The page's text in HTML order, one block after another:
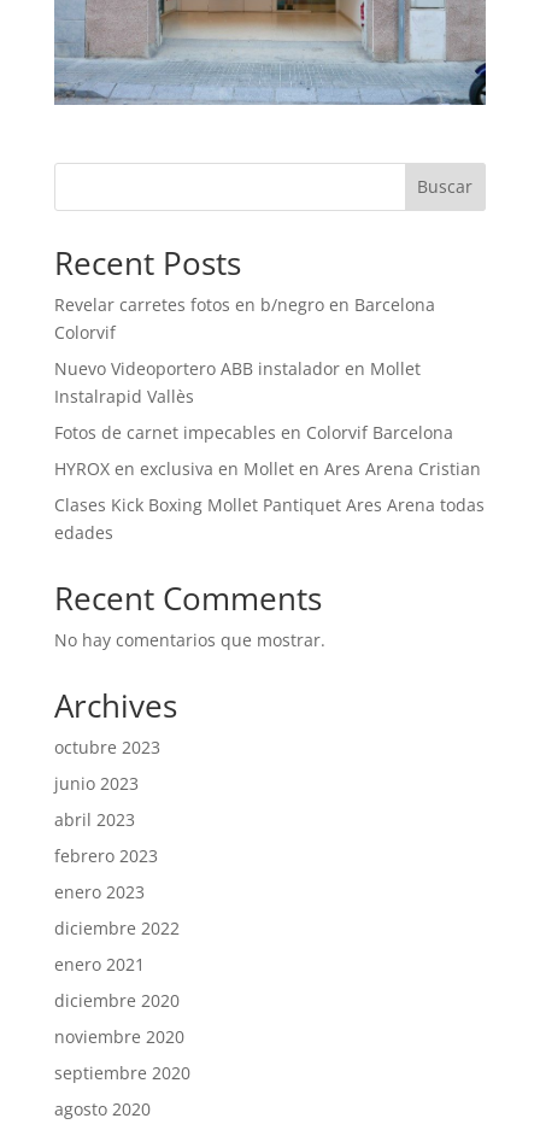
Buscar
Recent Posts
Revelar carretes fotos en b/negro en Barcelona
Colorvif
Nuevo Videoportero ABB instalador en Mollet
Instalrapid Vallès
Fotos de carnet impecables en Colorvif Barcelona
HYROX en exclusiva en Mollet en Ares Arena Cristian
Clases Kick Boxing Mollet Pantiquet Ares Arena todas
edades
Recent Comments
No hay comentarios que mostrar.
Archives
octubre 2023
junio 2023
abril 2023
febrero 2023
enero 2023
diciembre 2022
enero 2021
diciembre 2020
noviembre 2020
septiembre 2020
agosto 2020